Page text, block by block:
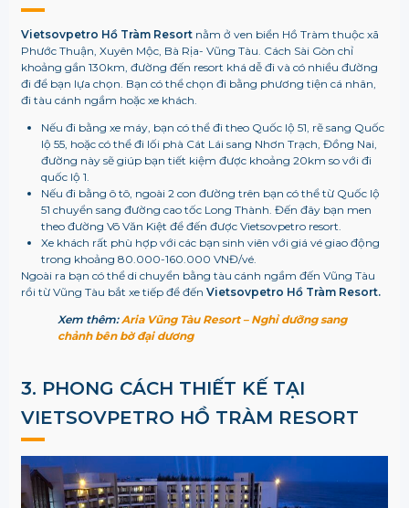
Vietsovpetro Hồ Tràm Resortnằm ở ven biển Hồ Tràm thuộc xã
Phước Thuận, Xuyên Mộc, Bà Rịa- Vũng Tàu. Cách Sài Gòn chỉ
khoảng gần 130km, đường đến resort khá dễ đi và có nhiều đường
đi để bạn lựa chọn. Bạn có thể chọn đi bằng phương tiện cá nhân,
đi tàu cánh ngầm hoặc xe khách.
Nếu đi bằng xe máy, bạn có thể đi theo Quốc lộ 51, rẽ sang Quốc
lộ 55, hoặc có thể đi lối phà Cát Lái sang Nhơn Trạch, Đồng Nai,
đường này sẽ giúp bạn tiết kiệm được khoảng 20km so với đi
quốc lộ 1.
Nếu đi bằng ô tô, ngoài 2 con đường trên bạn có thể từ Quốc lộ
51 chuyển sang đường cao tốc Long Thành. Đến đây bạn men
theo đường Võ Văn Kiệt để đến được Vietsovpetro resort.
Xe khách rất phù hợp với các bạn sinh viên với giá vé giao động
trong khoảng 80.000-160.000 VNĐ/vé.
Ngoài ra bạn có thể di chuyển bằng tàu cánh ngầm đến Vũng Tàu
rồi từ Vũng Tàu bắt xe tiếp để đến Vietsovpetro Hồ Tràm Resort.
Xem thêm: Aria Vũng Tàu Resort – Nghỉ dưỡng sang
chảnh bên bờ đại dương
3. PHONG CÁCH THIẾT KẾ TẠI
VIETSOVPETRO HỒ TRÀM RESORT